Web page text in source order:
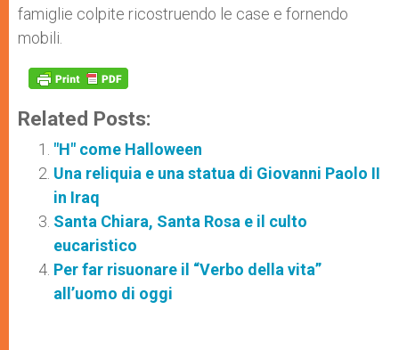
famiglie colpite ricostruendo le case e fornendo
mobili.
Related Posts:
"H" come Halloween
Una reliquia e una statua di Giovanni Paolo II
in Iraq
Santa Chiara, Santa Rosa e il culto
eucaristico
Per far risuonare il “Verbo della vita”
all’uomo di oggi